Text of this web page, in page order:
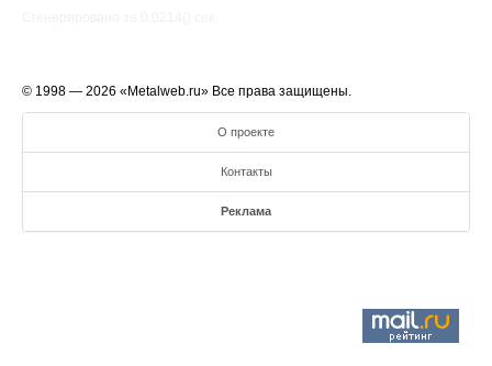
© 1998 — 2026 «Metalweb.ru» Все права защищены.
О проекте
Контакты
Реклама